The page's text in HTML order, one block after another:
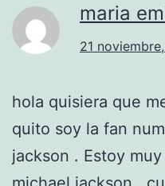
maria
21
hola quisiera que
quito soy la fan
jackson . Estoy